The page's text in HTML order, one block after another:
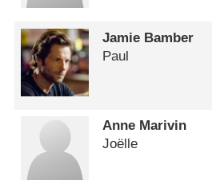
Jamie Bamber
Paul
Anne Marivin
Joëlle